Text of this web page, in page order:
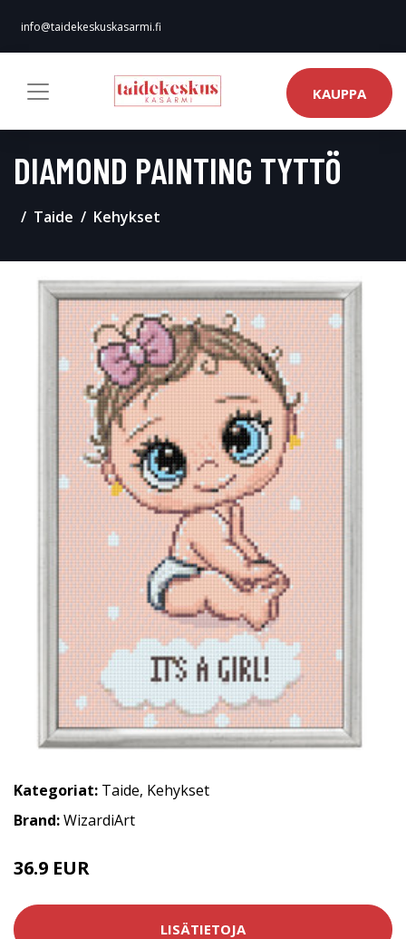
info@taidekeskuskasarmi.fi
KAUPPA
DIAMOND PAINTING TYTTÖ
Taide Kehykset
Kategoriat: Taide, Kehykset
Brand:WizardiArt
36.9 EUR
LISÄTIETOJA